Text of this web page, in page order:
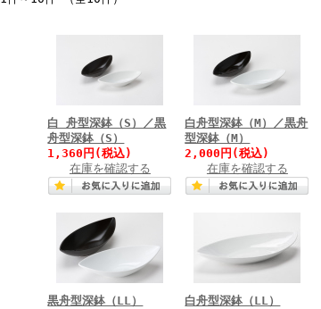
白 舟型深鉢（S）／黒
舟型深鉢（S）
1,360円(税込)
在庫を確認する
白舟型深鉢（M）／黒舟
型深鉢（M）
2,000円(税込)
在庫を確認する
黒舟型深鉢（LL）
白舟型深鉢（LL）